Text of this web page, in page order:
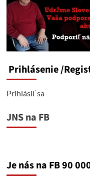
Prihlásenie/
Prihlásiť sa
JNS na FB
Je nás na FB 90